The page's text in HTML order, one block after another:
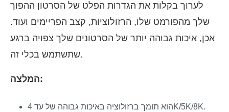
לערוך בקלות את הגדרות הפלט של הסרטון ההפוך
שלך מהפורמט שלו, הרזולוציות, קצב הפריימים ועוד.
אכן, איכות גבוהה יותר של הסרטונים שלך צפויה ברגע
שתשתמש בכלי זה.
המלצה:
הוא תומך ברזולוציה באיכות גבוהה של עד 4K/5K/8K.